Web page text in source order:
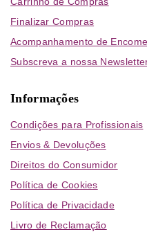
Finalizar Compras
Acompanhamento de
Subscreva a nossa
Informações
Condições para Profissionais
Envios & Devoluções
Direitos do Consumidor
Política de Cookies
Política de Privacidade
Livro de Reclamação